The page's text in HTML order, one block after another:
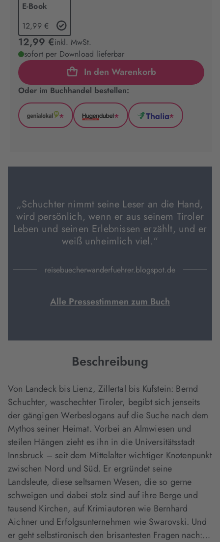
E-Book
12,99 €
12,99 €inkl. MwSt.
sofort per Download lieferbar
In den Warenkorb
Oder im Buchhandel bestellen:
GenialLokal
Tab
*
Hugendubel
Tab
*
Thalia
Tab
*
„Schuchter nimmt seine Leser an die Hand,
wird persönlich, wenn er aus seinem Tiroler
Leben und seinen Erlebnissen erzählt, und er
weiß unheimlich viel.“
reisebuecherwanderfuehrer.blogspot.de
Alle Pressestimmen zum Buch
Beschreibung
Von Landeck bis Lienz, Zillertal bis Kufstein: Bernd
Schuchter, waschechter Tiroler, begibt sich jenseits
der gängigen Werbeslogans auf die Suche nach dem
Mythos seiner Heimat. Vorbei an Almwiesen und
steilen Hängen zieht es ihn in die Universitätsstadt
Innsbruck – seit dem Mittelalter wichtiger Knotenpunkt
zwischen Nord und Süd. Er ergründet seine
Landsleute, diese seltsamen Wesen, die so gerne
schweigen und dabei stolz sind auf ihre Berge und
tausend Kirchen, auf Krimiautoren wie Bernhard
Aichner und Erfolgsunternehmen wie Swarovski. Und
er geht selbstironisch den brisantesten Fragen nach:…